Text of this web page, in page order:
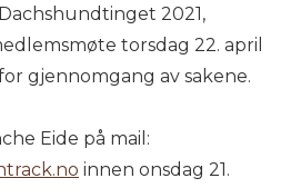
2021,
torsdag 22. april
gjennomgang av sakene.
Eide på mail:
innen onsdag 21.